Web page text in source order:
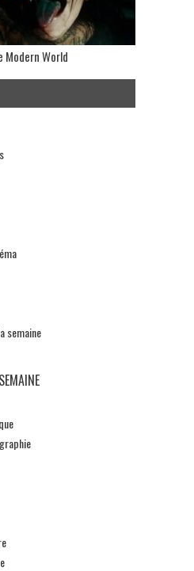
Modern World
semaine